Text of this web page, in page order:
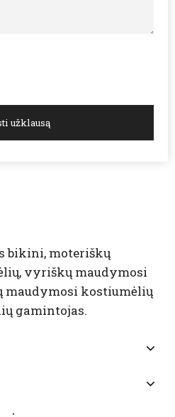
užklausą
bikini, moteriškų
vyriškų maudymosi
kostiumėlių
gamintojas.